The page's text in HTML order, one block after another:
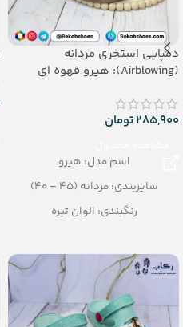
دمپایی استخری مردانه
(Airblowing): هیرو قهوه ای
285,900تومان
اسم مدل: هیرو
سایزبندی: مردانه (45 – 40)
رنگبندی: الوان تیره
جنس: Airblowing